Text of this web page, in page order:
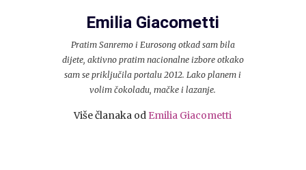
Emilia Giacometti
Pratim Sanremo i Eurosong otkad sam bila
dijete, aktivno pratim nacionalne izbore otkako
sam se priključila portalu 2012. Lako planem i
volim čokoladu, mačke i lazanje.
Više članaka od Emilia Giacometti